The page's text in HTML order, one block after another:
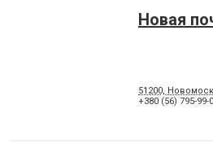
Новая
51200,
+380 (56) 795-99-